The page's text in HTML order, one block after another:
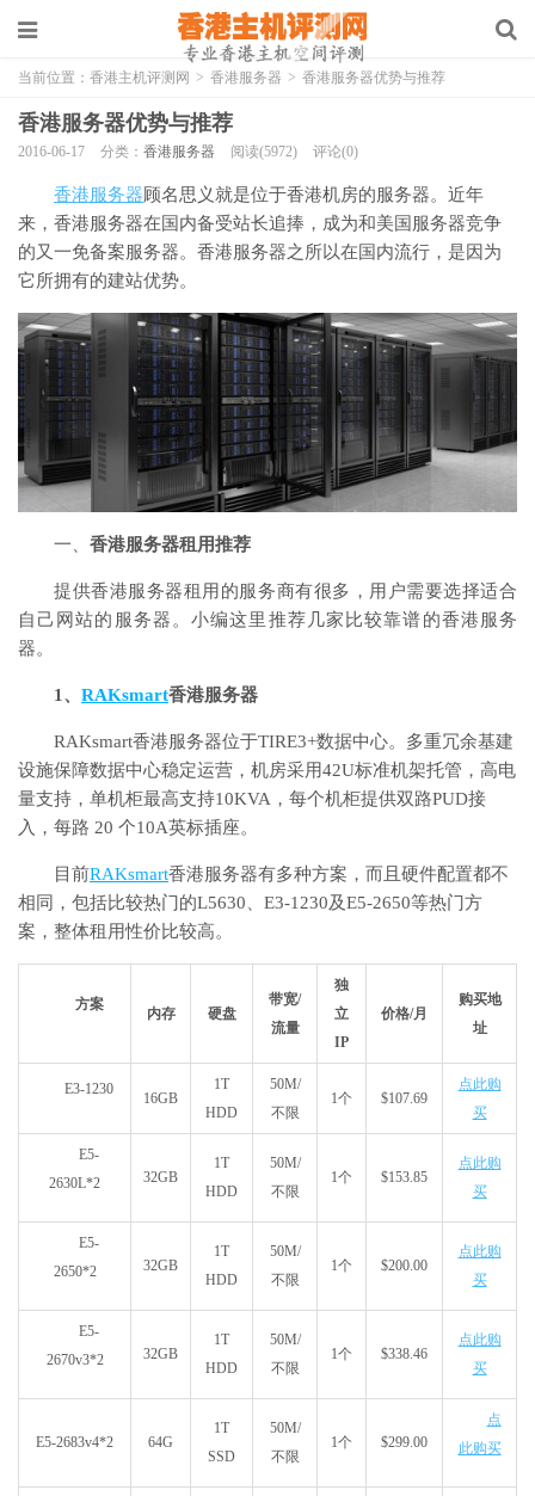
当前位置： 香港主机评测网 > 香港服务器 > 香港服务器优势与推荐
香港服务器优势与推荐
2016-06-17 分类： 香港服务器 阅读(5972) 评论(0)
香港服务器 顾名思义就是位于香港机房的服务器。近年
来，香港服务器在国内备受站长追捧，成为和美国服务器竞争
的又一免备案服务器。香港服务器之所以在国内流行，是因为
它所拥有的建站优势。
一、 香港服务器租用推荐
提供香港服务器租用的服务商有很多，用户需要选择适合
自己网站的服务器。小编这里推荐几家比较靠谱的香港服务
器。
1、 RAKsmart香港服务器
RAKsmart香港服务器位于TIRE3+数据中心。多重冗余基建
设施保障数据中心稳定运营，机房采用42U标准机架托管，高电
量支持，单机柜最高支持10KVA，每个机柜提供双路PUD接
入，每路 20 个10A英标插座。
目前RAKsmart香港服务器有多种方案，而且硬件配置都不
相同，包括比较热门的L5630、E3-1230及E5-2650等热门方
案，整体租用性价比较高。
方案
内存 硬盘
带宽/
流量
独
立
IP
价格/月
购买地
址
E3-1230
16GB
1T
HDD
50M/
不限
1个 $107.69
点此购
买
E5-
2630L*2
32GB
1T
HDD
50M/
不限
1个 $153.85
点此购
买
E5-
2650*2
32GB
1T
HDD
50M/
不限
1个 $200.00
点此购
买
E5-
2670v3*2
32GB
1T
HDD
50M/
不限
1个 $338.46
点此购
买
E5-2683v4*2 64G
1T
SSD
50M/
不限
1个 $299.00
点
此购买